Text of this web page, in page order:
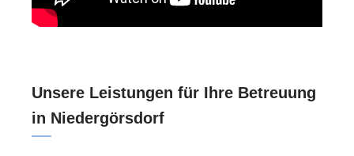
Unsere Leistungen für Ihre Betreuung
in Niedergörsdorf